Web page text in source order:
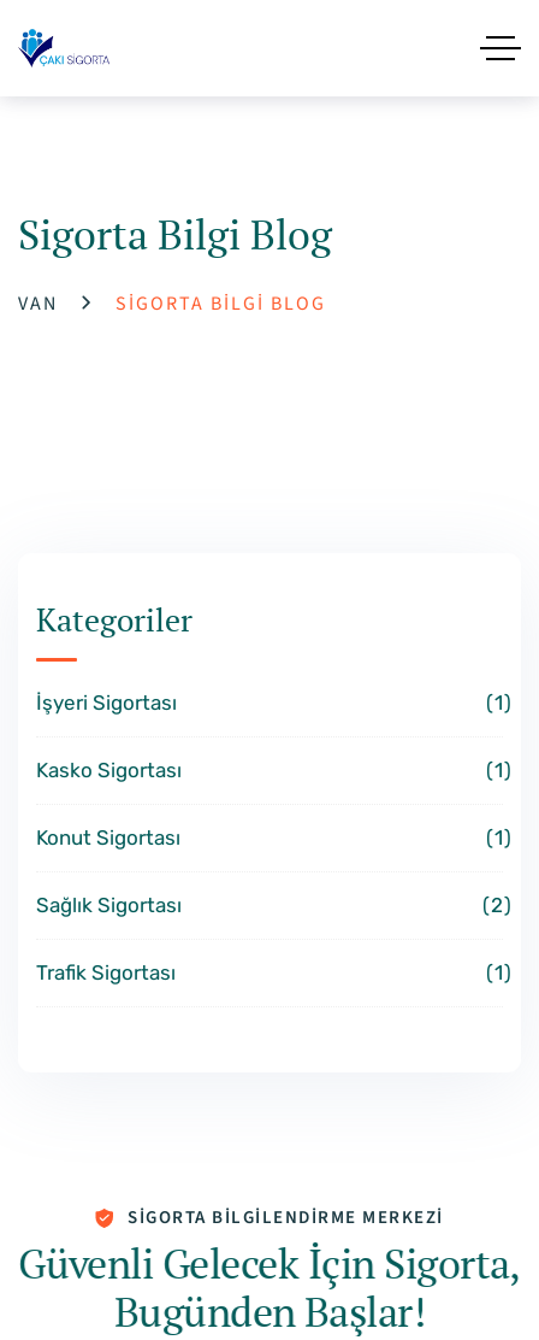
Sigorta Bilgi Blog
VAN SIGORTA BILGI BLOG
Kategoriler
İşyeri Sigortası 1
Kasko Sigortası 1
Konut Sigortası 1
Sağlık Sigortası 2
Trafik Sigortası 1
SIGORTA BILGILENDIRME MERKEZI
Güvenli Gelecek İçin Sigorta,
Bugünden Başlar!